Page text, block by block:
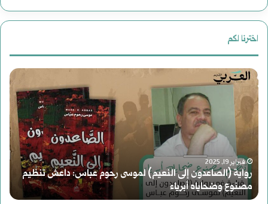
عن:
اخترنا لكم
رواية
(الصاعدون
إلى
النعيم)
لموسى
رحوم
فبراير 19, 2025
رواية (الصاعدون إلى النعيم) لموسى رحوم عباس: داعش تنظيم
مصنوع وضحاياه أبرياء
|